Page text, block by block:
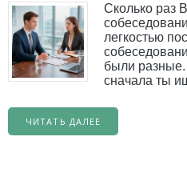
Сколько раз
легкостью
были
сначала ты
ЧИТАТЬ ДАЛЕЕ